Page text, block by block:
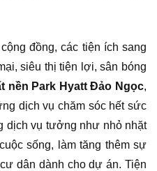
đồng, các tiện ích sang
siêu thị tiện lợi, sân bóng
nền Park Hyatt Đảo Ngọc,
dịch vụ chăm sóc hết sức
dịch vụ tưởng như nhỏ nhặt
sống, làm tăng thêm sự
dân dành cho dự án. Tiện